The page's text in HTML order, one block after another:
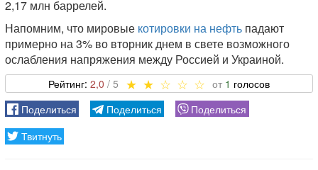
2,17 млн баррелей.
Напомним, что мировые котировки на нефть падают
примерно на 3% во вторник днем в свете возможного
ослабления напряжения между Россией и Украиной.
2,0 1